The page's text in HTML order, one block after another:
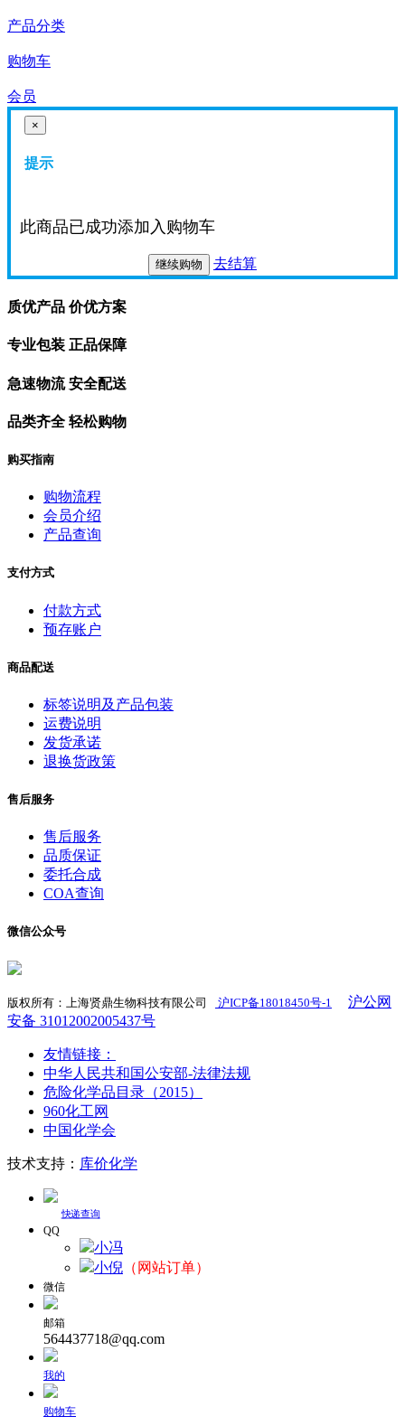
产品分类
购物车
会员
×
提示
此商品已成功添加入购物车
继续购物 去结算
质优产品 价优方案
专业包装 正品保障
急速物流 安全配送
品类齐全 轻松购物
购买指南
购物流程
会员介绍
产品查询
支付方式
付款方式
预存账户
商品配送
标签说明及产品包装
运费说明
发货承诺
退换货政策
售后服务
售后服务
品质保证
委托合成
COA查询
微信公众号
版权所有：上海贤鼎生物科技有限公司 沪ICP备18018450号-1
沪公网
安备 31012002005437号
友情链接：
中华人民共和国公安部-法律法规
危险化学品目录（2015）
960化工网
中国化学会
技术支持： 库价化学
快递查询
QQ
小冯
小倪 （网站订单）
微信
邮箱
564437718@qq.com
我的
购物车